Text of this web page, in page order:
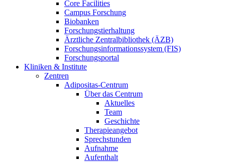
Core Facilities
Campus Forschung
Biobanken
Forschungstierhaltung
Ärztliche Zentralbibliothek (ÄZB)
Forschungsinformationssystem (FIS)
Forschungsportal
Kliniken & Institute
Zentren
Adipositas-Centrum
Über das Centrum
Aktuelles
Team
Geschichte
Therapieangebot
Sprechstunden
Aufnahme
Aufenthalt